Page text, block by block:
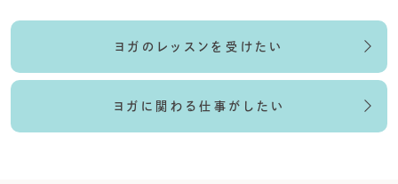
ヨガのレッスンを受けたい
ヨガに関わる仕事がしたい